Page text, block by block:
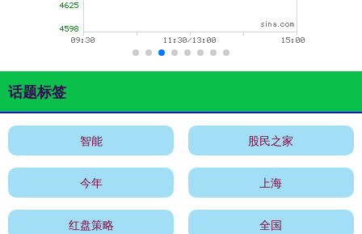
话题标签
智能 股民之家
今年 上海
红盘策略 全国